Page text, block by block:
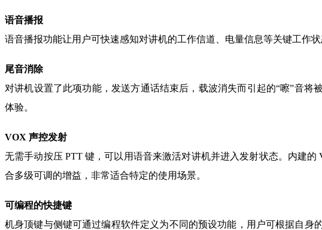
语音播报
语音播报功能让用户可快速感知对讲机的工作信道、电量信息等关键工作
尾音消除
对讲机设置了此项功能，发送方通话结束后，载波消失而引起的“嚓”音
体验。
VOX 声控发射
无需手动按压 PTT 键，可以用语音来激活对讲机并进入发射状态。内建
合多级可调的增益，非常适合特定的使用场景。
可编程的快捷键
机身顶键与侧键可通过编程软件定义为不同的预设功能，用户可根据自